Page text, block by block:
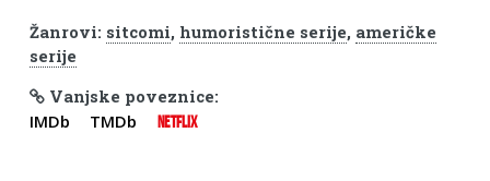
Žanrovi: sitcomi, humoristične serije, američke
serije
Vanjske poveznice:
IMDb TMDb NETFLIX